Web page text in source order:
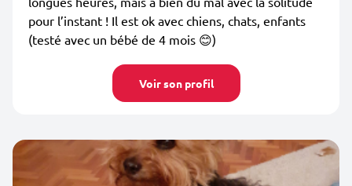
pour l’instant ! Il est ok avec chiens, chats, enfants
(testé avec un bébé de 4 mois 😊)
Voir son profil